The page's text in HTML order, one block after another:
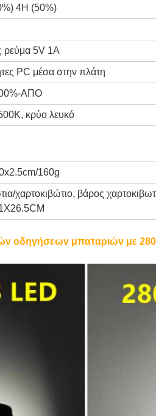
4H (50%)
ρεύμα 5V 1A
PC μέσα στην πλάτη
ΑΠΟ
κρύο λευκό
160g
χαρτοκιβώτιο, βάρος
οδηγήσεων μπαταριών με